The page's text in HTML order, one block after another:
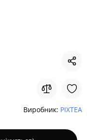
Виробник: PIXTEA